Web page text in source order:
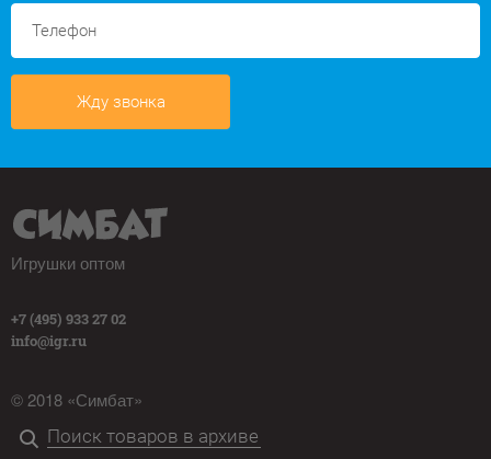
Жду звонка
Игрушки оптом
+7 (495) 933 27 02
info@igr.ru
© 2018 «Симбат»